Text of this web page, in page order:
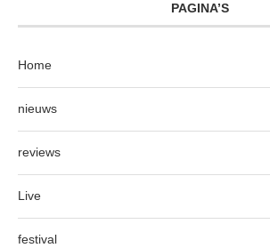
PAGINA’S
Home
nieuws
reviews
Live
festival